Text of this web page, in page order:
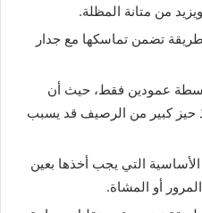
من متانة المظلة.
تضمن تماسكها مع جدار
عمودين فقط، حيث أن
حيز كبير من الرصيف قد يسبب
التي يجب أخذها بعين
أو المشاة.